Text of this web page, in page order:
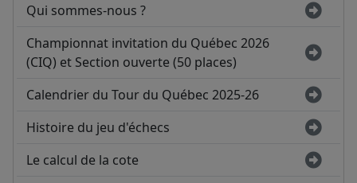
Qui sommes-nous ?
Championnat invitation du Québec 2026
(CIQ) et Section ouverte (50 places)
Calendrier du Tour du Québec 2025-26
Histoire du jeu d'échecs
Le calcul de la cote